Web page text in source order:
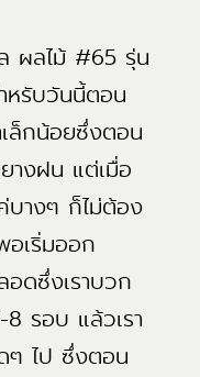
ม้ #65 รุ่น
รับวันนี้ตอน
ล็กน้อยซึ่งตอน
างฝน แต่เมื่อ
บางๆ ก็ไม่ต้อง
อเริ่มออก
ดซึ่งเราบวก
รอบ แล้วเรา
ๆ ไป ซึ่งตอน